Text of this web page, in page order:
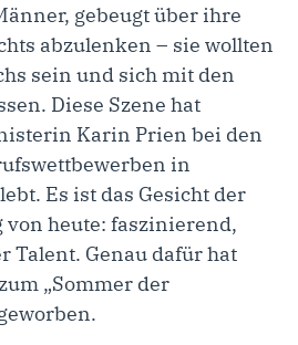
gebeugt über ihre
abzulenken – sie wollten
sein und sich mit den
Diese Szene hat
Karin Prien bei den
in
Es ist das Gesicht der
heute: faszinierend,
Talent. Genau dafür hat
„Sommer der